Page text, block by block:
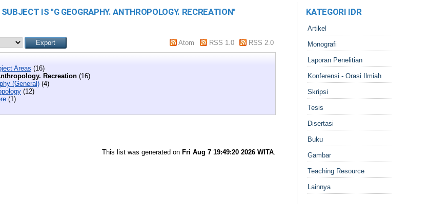
IS "G GEOGRAPHY. ANTHROPOLOGY. RECREATION"
Atom RSS 1.0 RSS 2.0
Areas (16)
Recreation(16)
(General)(4)
(12)
(1)
This list was generated on Fri Aug 7 19:49:20 2026 WITA.
KATEGORI IDR
Artikel
Monografi
Laporan Penelitian
Konferensi - Orasi Ilmiah
Skripsi
Tesis
Disertasi
Buku
Gambar
Teaching Resource
Lainnya